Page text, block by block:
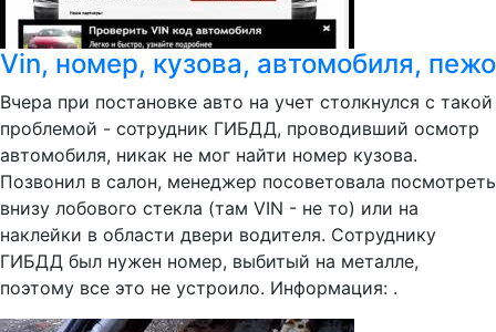
Vin, номер, кузова, автомобиля, пежо
Вчера при постановке авто на учет столкнулся с такой
проблемой - сотрудник ГИБДД, проводивший осмотр
автомобиля, никак не мог найти номер кузова.
Позвонил в салон, менеджер посоветовала посмотреть
внизу лобового стекла (там VIN - не то) или на
наклейки в области двери водителя. Сотруднику
ГИБДД был нужен номер, выбитый на металле,
поэтому все это не устроило. Информация: .